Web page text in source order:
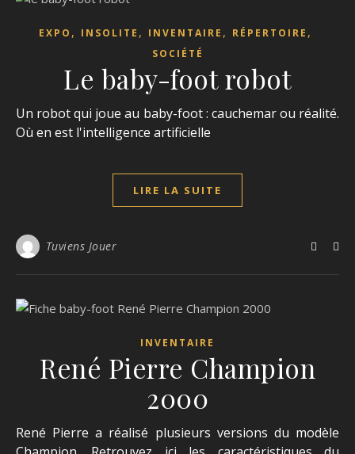
EXPO , INSOLITE , INVENTAIRE , RÉPERTOIRE ,
SOCIÉTÉ
Le baby-foot robot
Un robot qui joue au baby-foot : cauchemar ou réalité.
Où en est l'intelligence artificielle
LIRE LA SUITE
Tuviens Jouer
INVENTAIRE
René Pierre Champion
2000
René Pierre a réalisé plusieurs versions du modèle